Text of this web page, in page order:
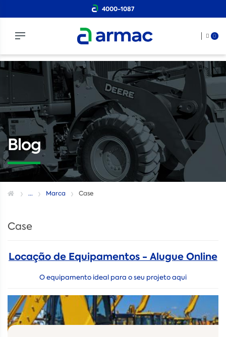
4000-1087
0
Blog
... Marca Case
Case
Locação de Equipamentos - Alugue Online
O equipamento ideal para o seu projeto aqui